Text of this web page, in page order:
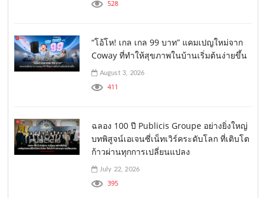
528
“โอ้โห! เกล เกล 99 บาท” แคมเปญใหม่จาก
Coway ที่ทำให้สุขภาพในบ้านเริ่มต้นง่ายขึ้น
August 3, 2026
411
ฉลอง 100 ปี Publicis Groupe อย่างยิ่งใหญ่
บทพิสูจน์เอเจนซี่เน็ทเวิร์คระดับโลก ที่เติบโต
ก้าวผ่านทุกการเปลี่ยนแปลง
July 22, 2026
395